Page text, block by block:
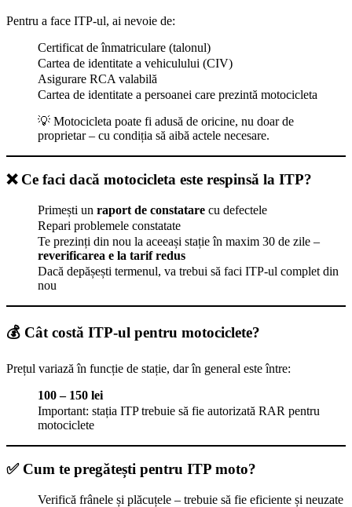
Pentru a face ITP-ul, ai nevoie de:
Certificat de înmatriculare (talonul)
Cartea de identitate a vehiculului (CIV)
Asigurare RCA valabilă
Cartea de identitate a persoanei care prezintă motocicleta
💡 Motocicleta poate fi adusă de oricine, nu doar de
proprietar – cu condiția să aibă actele necesare.
❌ Ce faci dacă motocicleta este respinsă la ITP?
Primești un raport de constatare cu defectele
Repari problemele constatate
Te prezinți din nou la aceeași stație în maxim 30 de zile –
reverificarea e la tarif redus
Dacă depășești termenul, va trebui să faci ITP-ul complet din
nou
💰 Cât costă ITP-ul pentru motociclete?
Prețul variază în funcție de stație, dar în general este între:
100 – 150 lei
Important: stația ITP trebuie să fie autorizată RAR pentru
motociclete
✅ Cum te pregătești pentru ITP moto?
Verifică frânele și plăcuțele – trebuie să fie eficiente și neuzate